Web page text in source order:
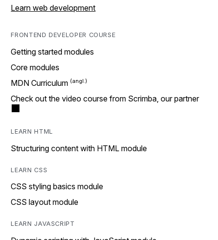
Learn web development
FRONTEND DEVELOPER COURSE
Getting started modules
Core modules
MDN Curriculum
Check out the video course from Scrimba, our partner
LEARN HTML
Structuring content with HTML module
LEARN CSS
CSS styling basics module
CSS layout module
LEARN JAVASCRIPT